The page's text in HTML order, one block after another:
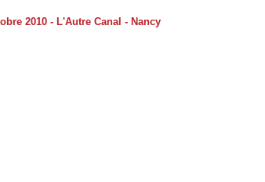
2010 - L'Autre Canal - Nancy